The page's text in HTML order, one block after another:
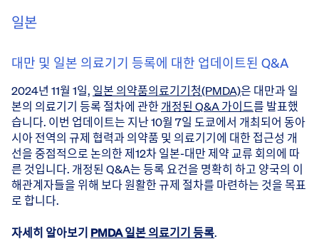
일본
대만 및 일본 의료기기 등록에 대한 업데이트된 Q&A
2024년 11월 1일, 일본 의약품의료기기청(PMDA)은 대만과 일
본의 의료기기 등록 절차에 관한개정된 Q&A 가이드를 발표했
습니다. 이번 업데이트는 지난 10월 7일 도쿄에서 개최되어 동아
시아 전역의 규제 협력과 의약품 및 의료기기에 대한 접근성 개
선을 중점적으로 논의한 제12차 일본-대만 제약 교류 회의에 따
른 것입니다. 개정된 Q&A는 등록 요건을 명확히 하고 양국의 이
해관계자들을 위해 보다 원활한 규제 절차를 마련하는 것을 목표
로 합니다.
자세히 알아보기 PMDA 일본 의료기기 등록.